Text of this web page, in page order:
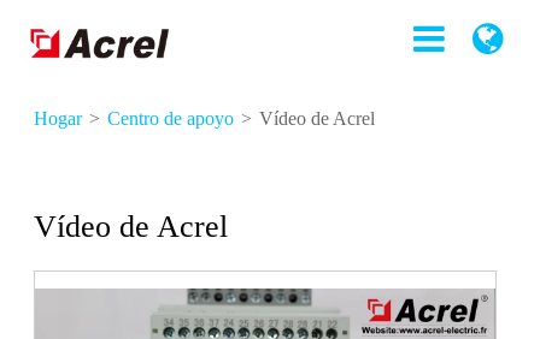
Hogar Centro de apoyo Vídeo de Acrel
Vídeo de Acrel